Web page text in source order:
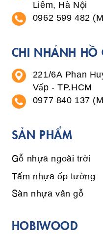
Liêm, Hà Nội
0962 599 482
CHI NHÁNH HỒ
221/6A Phan
Vấp - TP.HCM
0977 840 137
SẢN PHẨM
Gỗ nhựa ngoài trời
Tấm nhựa ốp tường
Sàn nhựa vân gỗ
HOBIWOOD